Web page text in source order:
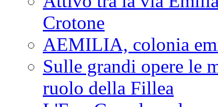
Crotone
AEMILIA, colonia
Sulle grandi opere le
ruolo della Fillea